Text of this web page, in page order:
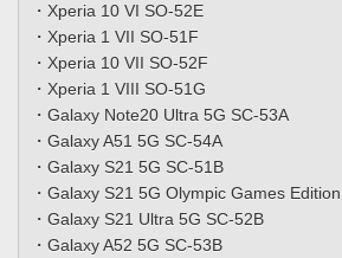
・Xperia 10 VI SO-52E
・Xperia 1 VII SO-51F
・Xperia 10 VII SO-52F
・Xperia 1 VIII SO-51G
・Galaxy Note20 Ultra 5G SC-53A
・Galaxy A51 5G SC-54A
・Galaxy S21 5G SC-51B
・Galaxy S21 5G Olympic Games
・Galaxy S21 Ultra 5G SC-52B
・Galaxy A52 5G SC-53B